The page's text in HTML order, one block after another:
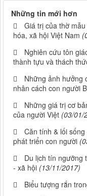
Những tin mới hơn
Giá trị của thờ
hóa, xã hội Việt Nam
Nghiên cứu tôn
thành tựu và thách
Những ảnh hưởng
nhân cách con người
Những giá trị cơ
của người Việt (03/01/
Căn tính & lối
phát triển con người
Du lịch tín ngưỡng
- xã hội (13/11/2017)
Biểu tượng rắn